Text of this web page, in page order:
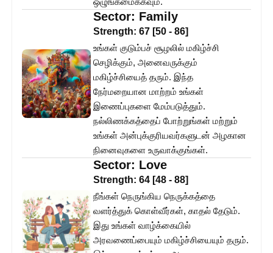
Sector: Family
Strength: 67 [50 - 86]
உங்கள் குடும்பச் சூழலில் மகிழ்ச்சி
செழிக்கும், அனைவருக்கும்
மகிழ்ச்சியைத் தரும். இந்த
நேர்மறையான மாற்றம் உங்கள்
இணைப்புகளை மேம்படுத்தும்.
நல்லிணக்கத்தைப் போற்றுங்கள் மற்றும்
உங்கள் அன்புக்குரியவர்களுடன் அழகான
நினைவுகளை உருவாக்குங்கள்.
Sector: Love
Strength: 64 [48 - 88]
நீங்கள் நெருங்கிய நெருக்கத்தை
வளர்த்துக் கொள்வீர்கள், காதல் தேடும்.
இது உங்கள் வாழ்க்கையில்
அரவணைப்பையும் மகிழ்ச்சியையும் தரும்.